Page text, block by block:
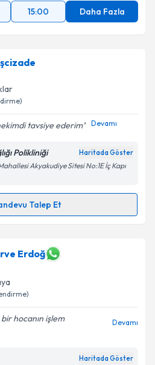
15:00 Daha Fazla
tavsiye ederim Devamı
Polikliniği Haritada Göster
Akyakudiye Sitesi No:1E İç Kapı
Talep Et
Talebi
için randevu takvimi talebi
randevu almanız için bir
e-posta ile bilgilendireceğiz.
işlenmesine ilişkin
Aydınlatma
Erdoğ
hocanın işlem
Devamı
Haritada Göster